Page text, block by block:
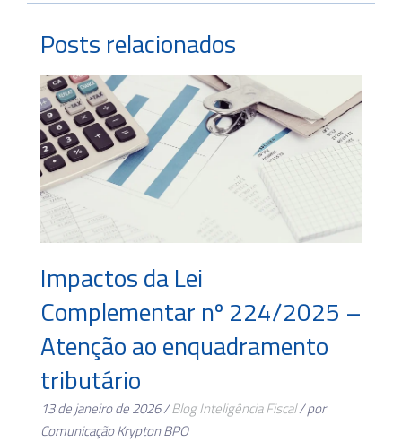
Posts relacionados
Impactos da Lei
Complementar nº 224/2025 –
Atenção ao enquadramento
tributário
13 de janeiro de 2026 /BlogInteligência Fiscal/ por
Comunicação Krypton BPO